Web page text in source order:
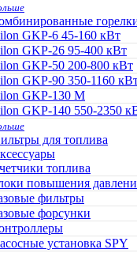
GKP-6 45-160 кВт
GKP-26 95-400 кВт
GKP-50 200-800 кВт
GKP-90 350-1160
GKP-130 M
GKP-140 550-2350
для топлива
топлива
повышения
фильтры
форсунки
установка SPY